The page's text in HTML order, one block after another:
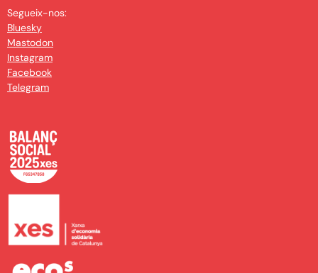
Segueix-nos:
Bluesky
Mastodon
Instagram
Facebook
Telegram